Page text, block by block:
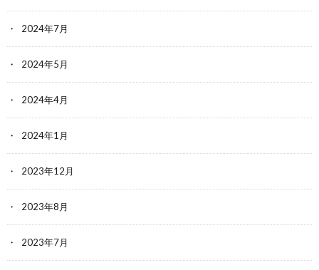
2024年7月
2024年5月
2024年4月
2024年1月
2023年12月
2023年8月
2023年7月